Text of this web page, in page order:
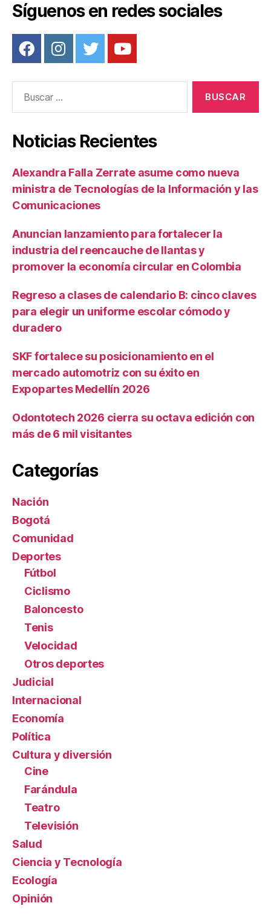
Síguenos en redes sociales
Noticias Recientes
Alexandra Falla Zerrate asume como nueva
ministra de Tecnologías de la Información y las
Comunicaciones
Anuncian lanzamiento para fortalecer la
industria del reencauche de llantas y
promover la economía circular en Colombia
Regreso a clases de calendario B: cinco claves
para elegir un uniforme escolar cómodo y
duradero
SKF fortalece su posicionamiento en el
mercado automotriz con su éxito en
Expopartes Medellín 2026
Odontotech 2026 cierra su octava edición con
más de 6 mil visitantes
Categorías
Nación
Bogotá
Comunidad
Deportes
Fútbol
Ciclismo
Baloncesto
Tenis
Velocidad
Otros deportes
Judicial
Internacional
Economía
Política
Cultura y diversión
Cine
Farándula
Teatro
Televisión
Salud
Ciencia y Tecnología
Ecología
Opinión